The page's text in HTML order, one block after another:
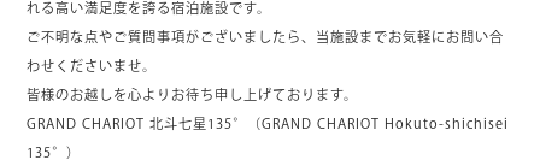
れる高い満足度を誇る宿泊施設です。
ご不明な点やご質問事項がございましたら、当施設までお気軽にお問い合
わせくださいませ。
皆様のお越しを心よりお待ち申し上げております。
GRAND CHARIOT 北斗七星135°（GRAND CHARIOT Hokuto-shichisei
135°）